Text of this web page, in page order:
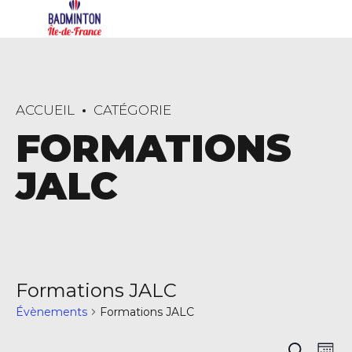
ACCUEIL CATÉGORIE
FORMATIONS
JALC
Formations JALC
Évènements Formations JALC